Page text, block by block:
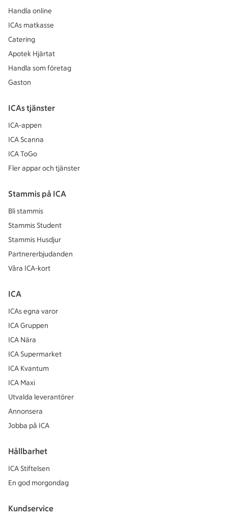
Handla online
ICAs matkasse
Catering
Apotek Hjärtat
Handla som företag
Gaston
ICAs tjänster
ICA-appen
ICA Scanna
ICA ToGo
Fler appar och tjänster
Stammis på ICA
Bli stammis
Stammis Student
Stammis Husdjur
Partnererbjudanden
Våra ICA-kort
ICA
ICAs egna varor
ICA Gruppen
ICA Nära
ICA Supermarket
ICA Kvantum
ICA Maxi
Utvalda leverantörer
Annonsera
Jobba på ICA
Hållbarhet
ICA Stiftelsen
En god morgondag
Kundservice